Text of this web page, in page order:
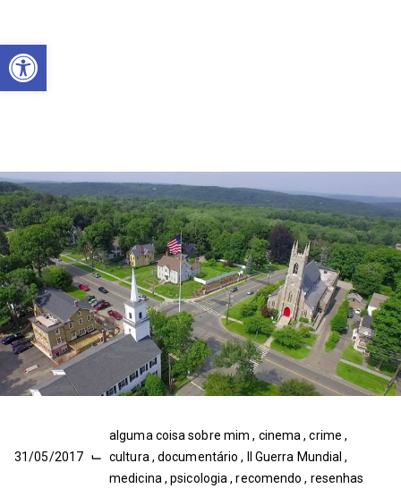
Abrir a barra de ferramentas
31/05/2017 ⌙
alguma coisa sobre mim, cinema,crime,
cultura,documentário, II Guerra Mundial,
medicina,psicologia,recomendo, resenhas